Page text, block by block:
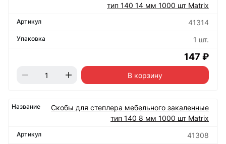
тип 140 14 мм 1000 шт Matrix
41314
1 шт.
147 ₽
В корзину
Скобы для степлера мебельного закаленные
тип 140 8 мм 1000 шт Matrix
41308